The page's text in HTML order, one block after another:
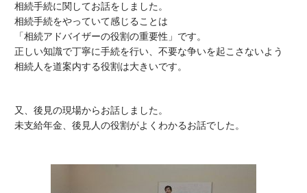
相続手続に関してお話をしました。
相続手続をやっていて感じることは
「相続アドバイザーの役割の重要性」です。
正しい知識で丁寧に手続を行い、不要な争いを起こさないよう
相続人を道案内する役割は大きいです。
又、後見の現場からお話しました。
未支給年金、後見人の役割がよくわかるお話でした。